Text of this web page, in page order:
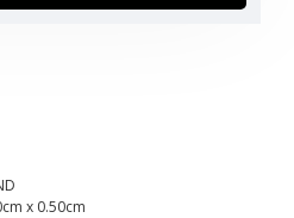
x 0.50cm